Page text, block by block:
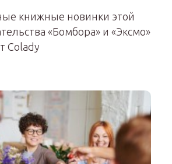
книжные новинки этой
«Бомбора» и «Эксмо»
Colady